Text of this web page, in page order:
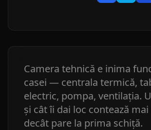
Camera tehnică e inima
casei — centrala termică,
electric, pompa, ventilația.
și cât îi dai loc contează
decât pare la prima schiță.